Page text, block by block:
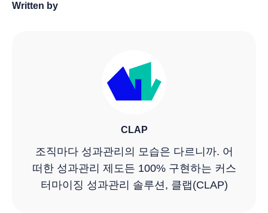
Written by
CLAP
조직마다 성과관리의 모습은 다르니까. 어
떠한 성과관리 제도든 100% 구현하는 커스
터마이징 성과관리 솔루션, 클랩(CLAP)